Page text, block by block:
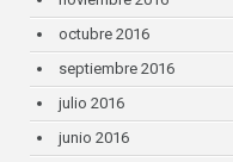
octubre 2016
septiembre 2016
julio 2016
junio 2016